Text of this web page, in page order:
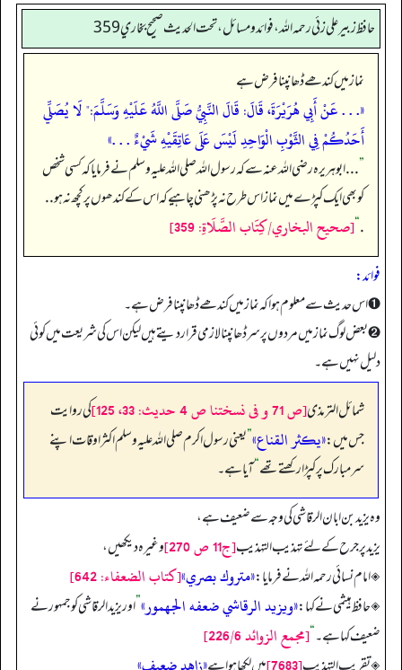
حافظ زبير على زئي رحمه الله، فوائد و مسائل، تحت الحديث صحيح بخاري 359
نماز میں کندھے ڈھانپنا فرض ہے
«. . . عَنْ أَبِي هُرَيْرَةَ، قَالَ: قَالَ النَّبِيُّ صَلَّى اللَّهُ عَلَيْهِ وَسَلَّمَ:" لَا يُصَلِّي
أَحَدُكُمْ فِي الثَّوْبِ الْوَاحِدِ لَيْسَ عَلَى عَاتِقَيْهِ شَيْءٌ . . .»
”. . . ابوہریرہ رضی اللہ عنہ سے کہ رسول اللہ صلی اللہ علیہ وسلم نے فرمایا کہ کسی شخص
کو بھی ایک کپڑے میں نماز اس طرح نہ پڑھنی چاہیے کہ اس کے کندھوں پر کچھ نہ ہو . .
.
“[صحيح البخاري/كِتَاب الصَّلَاةِ: 359]
فوائد:
➊ اس حدیث سے معلوم ہوا کہ نماز میں کندھے ڈھانپنا فرض ہے۔
➋ بعض لوگ نماز میں مردوں پر سر ڈھانپنا لازمی قرار دیتے ہیں لیکن اس کی شریعت میں کوئی
دلیل نہیں ہے۔
شمائل الترمذی[ص 71 و فى نسختنا ص 4 حديث: 33، 125]
کی روایت
جس میں:«يكثر القناع»”یعنی رسول اکرم صلی اللہ علیہ وسلم اکثر اوقات اپنے
سر مبارک پر کپڑا رکھتے تھے“آیا ہے۔
وہ یزید بن ابان الرقاشی کی وجہ سے ضعیف ہے،
یزید پر جرح کے لئے تہذیب التہذیب[ج11 ص 270]
وغیرہ دیکھیں،
◈ امام نسائی رحمه الله نے فرمایا:«متروك بصري»[كتاب الضعفاء: 642]
◈ حافظ ہیثمی نے کہا:«ويزيد الرقاشي ضعفه الجهمور»”اور یزید الرقاشی کو جمہور نے
ضعیف کہا ہے۔“[مجمع الزوائد 226/6]